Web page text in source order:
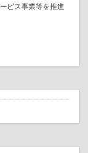
ビス事業等を推進